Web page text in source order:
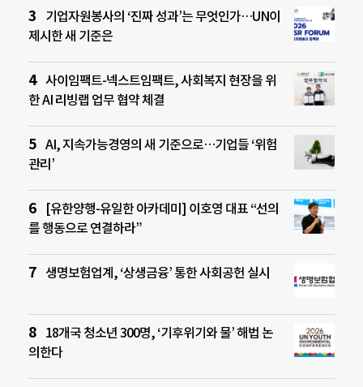
기업자원봉사의 ‘진짜 성과’는 무엇인가…UN이
제시한 새 기준은
사이임팩트-넥스트임팩트, 사회복지 현장을 위
한 AI 리빙랩 업무 협약 체결
AI, 지속가능경영의 새 기준으로…기업들 ‘위험
관리’
[유한양행-유일한 아카데미] 이호영 대표 “선의
를 행동으로 연결하라”
생명보험업계, ‘상생금융’ 통한 사회공헌 실시
18개국 청소년 300명, ‘기후위기와 물’ 해법 논
의한다